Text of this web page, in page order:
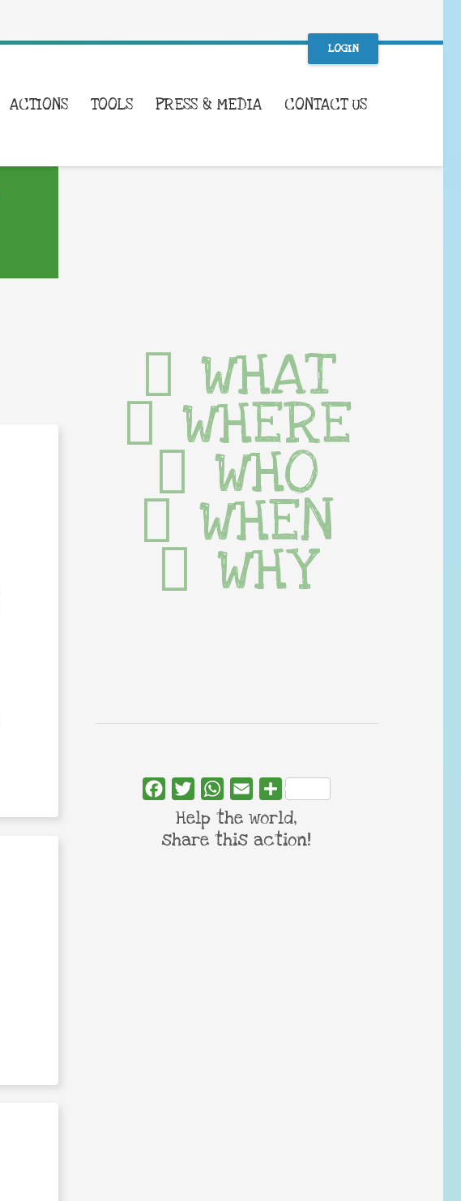
LOGIN
ACTIONS TOOLS PRESS & MEDIA CONTACT US
WHAT
WHERE
WHO
WHEN
WHY
FacebookTwitterWhatsApp
Email Share
Help the world,
share this action!